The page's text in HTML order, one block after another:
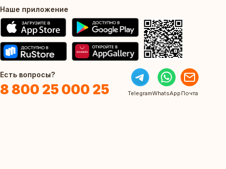
Наше приложение
Есть вопросы?
8 800 25 000 25 TelegramWhatsApp Почта